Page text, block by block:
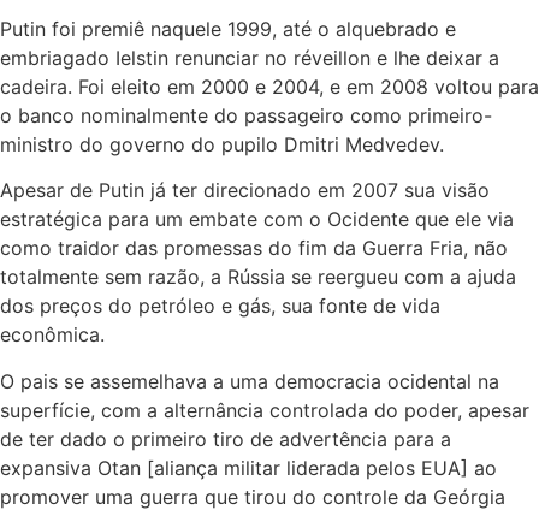
Putin foi premiê naquele 1999, até o alquebrado e
embriagado Ielstin renunciar no réveillon e lhe deixar a
cadeira. Foi eleito em 2000 e 2004, e em 2008 voltou para
o banco nominalmente do passageiro como primeiro-
ministro do governo do pupilo Dmitri Medvedev.
Apesar de Putin já ter direcionado em 2007 sua visão
estratégica para um embate com o Ocidente que ele via
como traidor das promessas do fim da Guerra Fria, não
totalmente sem razão, a Rússia se reergueu com a ajuda
dos preços do petróleo e gás, sua fonte de vida
econômica.
O pais se assemelhava a uma democracia ocidental na
superfície, com a alternância controlada do poder, apesar
de ter dado o primeiro tiro de advertência para a
expansiva Otan [aliança militar liderada pelos EUA] ao
promover uma guerra que tirou do controle da Geórgia